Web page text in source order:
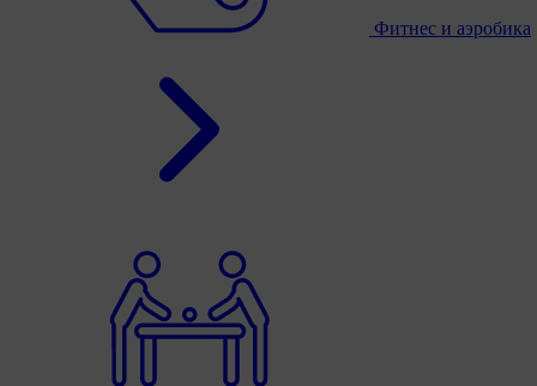
Фитнес и аэробика